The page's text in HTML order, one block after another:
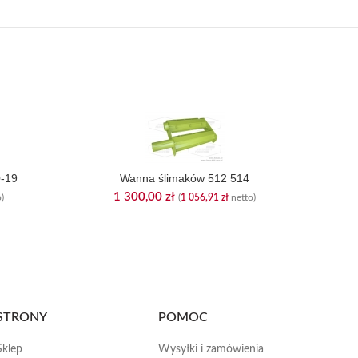
19 Wanna ślimaków 512 514
1 300,00 zł (1 056,91 złnetto)
POMOC
Wysyłki i zamówienia